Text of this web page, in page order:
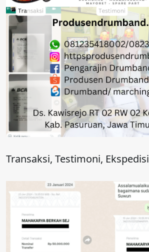
Transaksi, Testimoni,